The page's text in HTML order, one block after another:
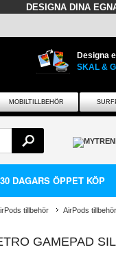
DESIGNA DINA
Designa
SKAL &
MOBILTILLBEHÖR
30 DAGARS ÖPPET KÖP
tillbehör AirPods tillbehör
GAMEPAD